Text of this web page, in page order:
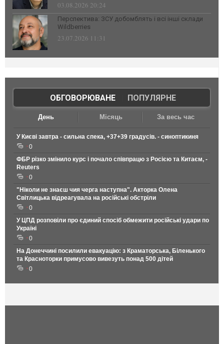
03.08.2026 20:24
Перспектива: ЗСУ добомблять і всі інші склади
Wildberries
23.07.2026 11:31
ОБГОВОРЮВАНЕ| ПОПУЛЯРНЕ
День Місяць За весь час
У Києві завтра - сильна спека, +37+39 градусів. - синоптикиня
0
ФБР різко змінило курс і почало співпрацю з Росією та Китаєм, -
Reuters
0
"Ніколи не знаєш чия черга наступна". Акторка Олена
Світлицька відреагувала на російські обстріли
0
У ЦПД розповіли про єдиний спосіб обмежити російські удари по
Україні
0
На Донеччині посилили евакуацію: з Краматорська, Біленького
та Красноторки примусово вивезуть понад 500 дітей
0